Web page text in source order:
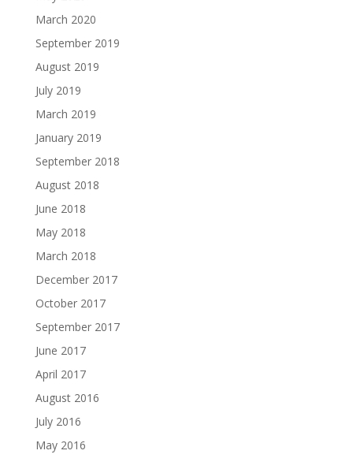
March 2020
September 2019
August 2019
July 2019
March 2019
January 2019
September 2018
August 2018
June 2018
May 2018
March 2018
December 2017
October 2017
September 2017
June 2017
April 2017
August 2016
July 2016
May 2016